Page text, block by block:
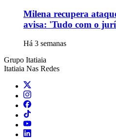
Milena recupera
avisa: 'Tudo com o
Há 3 semanas
Grupo Itatiaia
Itatiaia Nas Redes